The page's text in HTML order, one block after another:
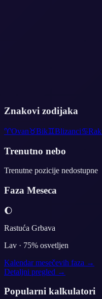
Znakovi zodijaka
♈Ovan♉Bik♊Blizanci♋Rak
Trenutno nebo
Trenutne pozicije nedostupne
Faza Meseca
🌔
Rastuća Grbava
Lav · 75% osvetljen
Kalendar mesečevih faza →
Detaljni pregled →
Popularni kalkulatori